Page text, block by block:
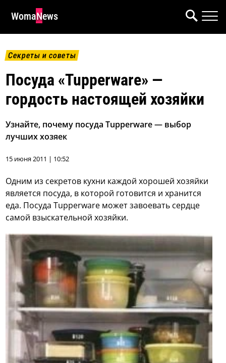
WomaNews
Секреты и советы
Посуда «Tupperware» —
гордость настоящей хозяйки
Узнайте, почему посуда Tupperware — выбор
лучших хозяек
15 июня 2011 | 10:52
Одним из секретов кухни каждой хорошей хозяйки
является посуда, в которой готовится и хранится
еда. Посуда Tupperware может завоевать сердце
самой взыскательной хозяйки.